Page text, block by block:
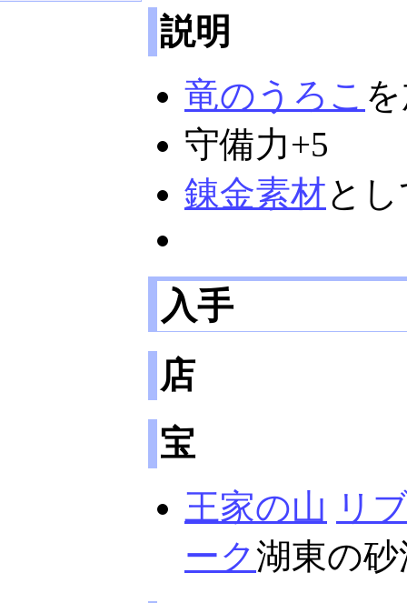
説明
竜のうろこ
守備力+5
錬金素材と
入手
店
宝
王家の山 リ
ーク湖東の砂